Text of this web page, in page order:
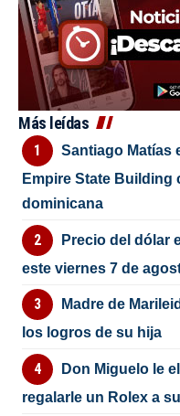
Más leídas
Santiago Matías
Empire State Building
dominicana
Precio del dólar
este viernes 7 de
Madre de
los logros de su hija
Don Miguelo le
regalarle un Rolex a